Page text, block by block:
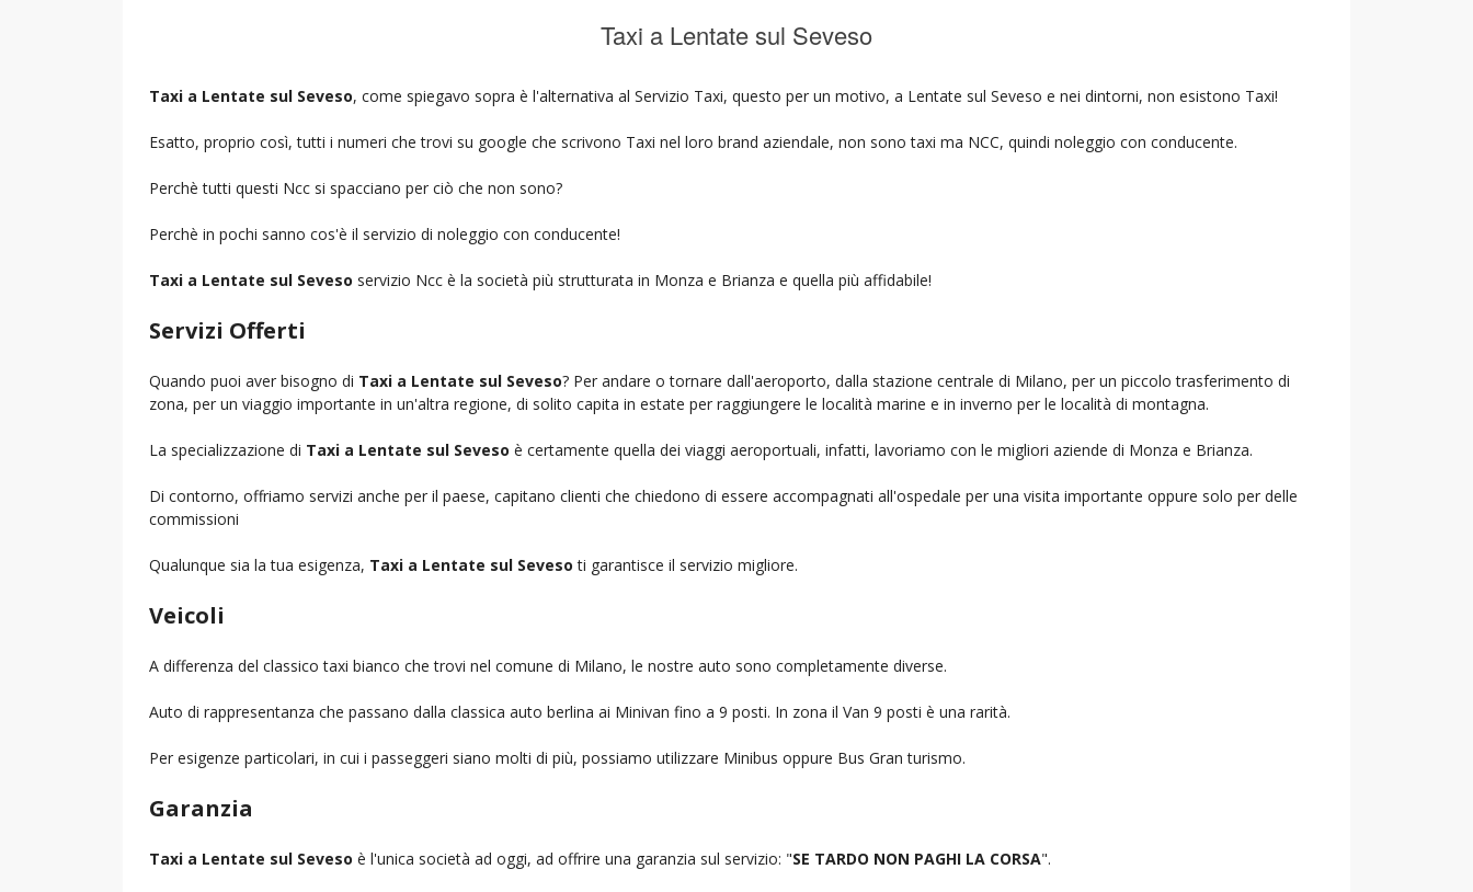
Taxi a Lentate sul Seveso
Taxi a Lentate sul Seveso, come spiegavo sopra è l'alternativa al Servizio Taxi, questo per un motivo, a Lentate sul Seveso e nei dintorni, non esistono Taxi!
Esatto, proprio così, tutti i numeri che trovi su google che scrivono Taxi nel loro brand aziendale, non sono taxi ma NCC, quindi noleggio con conducente.
Perchè tutti questi Ncc si spacciano per ciò che non sono?
Perchè in pochi sanno cos'è il servizio di noleggio con conducente!
Taxi a Lentate sul Seveso servizio Ncc è la società più strutturata in Monza e Brianza e quella più affidabile!
Servizi Offerti
Quando puoi aver bisogno di Taxi a Lentate sul Seveso? Per andare o tornare dall'aeroporto, dalla stazione centrale di Milano, per un piccolo trasferimento di
zona, per un viaggio importante in un'altra regione, di solito capita in estate per raggiungere le località marine e in inverno per le località di montagna.
La specializzazione di Taxi a Lentate sul Seveso è certamente quella dei viaggi aeroportuali, infatti, lavoriamo con le migliori aziende di Monza e Brianza.
Di contorno, offriamo servizi anche per il paese, capitano clienti che chiedono di essere accompagnati all'ospedale per una visita importante oppure solo per delle
commissioni
Qualunque sia la tua esigenza, Taxi a Lentate sul Seveso ti garantisce il servizio migliore.
Veicoli
A differenza del classico taxi bianco che trovi nel comune di Milano, le nostre auto sono completamente diverse.
Auto di rappresentanza che passano dalla classica auto berlina ai Minivan fino a 9 posti. In zona il Van 9 posti è una rarità.
Per esigenze particolari, in cui i passeggeri siano molti di più, possiamo utilizzare Minibus oppure Bus Gran turismo.
Garanzia
Taxi a Lentate sul Seveso è l'unica società ad oggi, ad offrire una garanzia sul servizio: "SE TARDO NON PAGHI LA CORSA".